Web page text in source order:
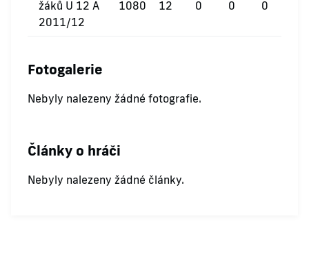
žáků U 12 A
2011/12
1080 12 0 0 0
Fotogalerie
Nebyly nalezeny žádné fotografie.
Články o hráči
Nebyly nalezeny žádné články.